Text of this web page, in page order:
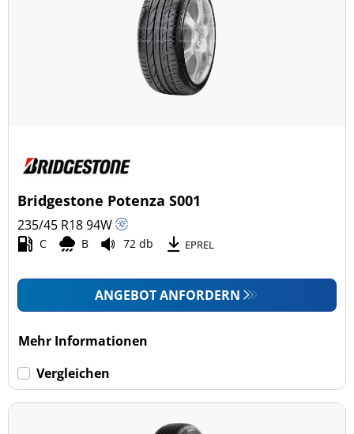
Bridgestone Potenza S001
235/45 R1894W
C B 72 db EPREL
ANGEBOT ANFORDERN
Mehr Informationen
Vergleichen